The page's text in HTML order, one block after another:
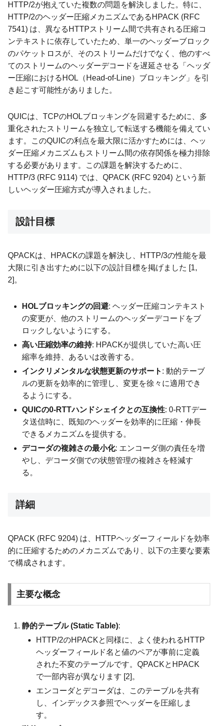
HTTP/2が抱えていた複数の問題を解決しました。特に、
HTTP/2のヘッダー圧縮メカニズムであるHPACK (RFC
7541) は、異なるHTTPストリーム間で共有される圧縮コ
ンテキストに依存していたため、単一のヘッダーブロック
のパケットロスが、そのストリームだけでなく、他のすべ
てのストリームのヘッダーデコードを遅延させる「ヘッダ
ー圧縮におけるHOL（Head-of-Line）ブロッキング」を引
き起こす可能性がありました。
QUICは、TCPのHOLブロッキングを回避するために、多
重化されたストリームを独立して転送する機能を備えてい
ます。このQUICの利点を最大限に活かすためには、ヘッ
ダー圧縮メカニズムもストリーム間の依存関係を極力排除
する必要があります。この課題を解決するために、
HTTP/3 (RFC 9114) では、QPACK (RFC 9204) という新
しいヘッダー圧縮方式が導入されました。
設計目標
QPACKは、HPACKの課題を解決し、HTTP/3の性能を最
大限に引き出すために以下の設計目標を掲げました [1,
2]。
HOLブロッキングの回避: ヘッダー圧縮コンテキスト
の変更が、他のストリームのヘッダーデコードをブ
ロックしないようにする。
高い圧縮効率の維持: HPACKが提供していた高い圧
縮率を維持、あるいは改善する。
インクリメンタルな状態更新のサポート : 動的テーブ
ルの更新を効率的に管理し、変更を徐々に適用でき
るようにする。
QUICの0-RTTハンドシェイクとの互換性: 0-RTTデー
タ送信時に、既知のヘッダーを効率的に圧縮・伸長
できるメカニズムを提供する。
デコーダの複雑さの最小化: エンコーダ側の責任を増
やし、デコーダ側での状態管理の複雑さを軽減す
る。
詳細
QPACK (RFC 9204) は、HTTPヘッダーフィールドを効率
的に圧縮するためのメカニズムであり、以下の主要な要素
で構成されます。
主要な概念
静的テーブル (Static Table):
HTTP/2のHPACKと同様に、よく使われるHTTP
ヘッダーフィールド名と値のペアが事前に定義
された不変のテーブルです。QPACKとHPACK
で一部内容が異なります [2]。
エンコーダとデコーダは、このテーブルを共有
し、インデックス参照でヘッダーを圧縮しま
す。